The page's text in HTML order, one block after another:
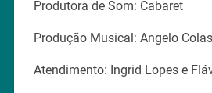
Produtora de Som: Cabaret
Produção Musical: Angelo
Atendimento: Ingrid Lopes e